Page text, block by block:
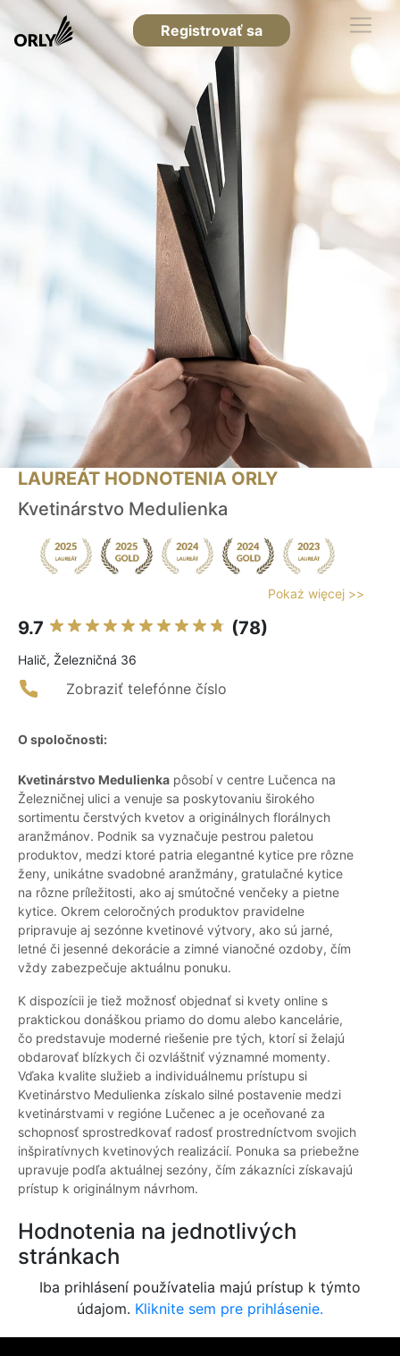
Registrovať sa
LAUREÁT HODNOTENIA ORLY
Kvetinárstvo Medulienka
Pokaż więcej >>
9.7 (78)
Halič, Železničná 36
Zobraziť telefónne číslo
O spoločnosti:
Kvetinárstvo Medulienka pôsobí v centre Lučenca na
Železničnej ulici a venuje sa poskytovaniu širokého
sortimentu čerstvých kvetov a originálnych florálnych
aranžmánov. Podnik sa vyznačuje pestrou paletou
produktov, medzi ktoré patria elegantné kytice pre rôzne
ženy, unikátne svadobné aranžmány, gratulačné kytice
na rôzne príležitosti, ako aj smútočné venčeky a pietne
kytice. Okrem celoročných produktov pravidelne
pripravuje aj sezónne kvetinové výtvory, ako sú jarné,
letné či jesenné dekorácie a zimné vianočné ozdoby, čím
vždy zabezpečuje aktuálnu ponuku.
K dispozícii je tiež možnosť objednať si kvety online s
praktickou donáškou priamo do domu alebo kancelárie,
čo predstavuje moderné riešenie pre tých, ktorí si želajú
obdarovať blízkych či ozvláštniť významné momenty.
Vďaka kvalite služieb a individuálnemu prístupu si
Kvetinárstvo Medulienka získalo silné postavenie medzi
kvetinárstvami v regióne Lučenec a je oceňované za
schopnosť sprostredkovať radosť prostredníctvom svojich
inšpiratívnych kvetinových realizácií. Ponuka sa priebežne
upravuje podľa aktuálnej sezóny, čím zákazníci získavajú
prístup k originálnym návrhom.
Hodnotenia na jednotlivých
stránkach
Iba prihlásení používatelia majú prístup k týmto
údajom. Kliknite sem pre prihlásenie.